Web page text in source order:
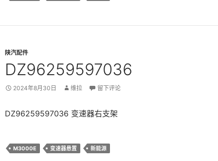
陕汽配件
DZ96259597036
2024年8月30日 维拉 留下评论
DZ96259597036 变速器右支架
M3000E 变速器悬置 新能源